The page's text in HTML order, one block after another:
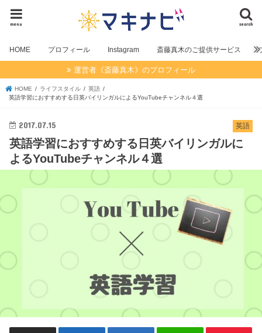
search
menu
HOME プロフィール Instagram 斎藤真木のご提供サービス
運営者《斎藤真木》のプロフィール
HOME ライフスタイル
英語
英語学習におすすめする日英バイリンガルによるYouTubeチャンネル４選
英語
2017.07.15
英語学習におすすめする日英バイリンガルに
よるYouTubeチャンネル４選